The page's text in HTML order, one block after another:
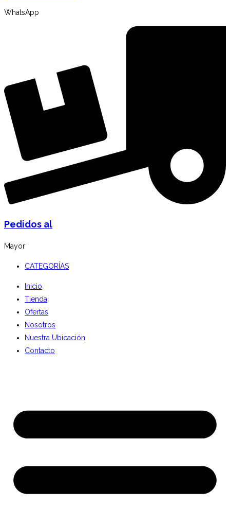
WhatsApp
Pedidos al
Mayor
CATEGORÍAS
Inicio
Tienda
Ofertas
Nosotros
Nuestra Ubicación
Contacto